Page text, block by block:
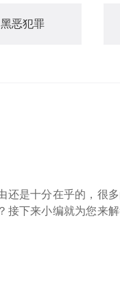
黑恶犯罪
是十分在乎的，很
？接下来小编就为